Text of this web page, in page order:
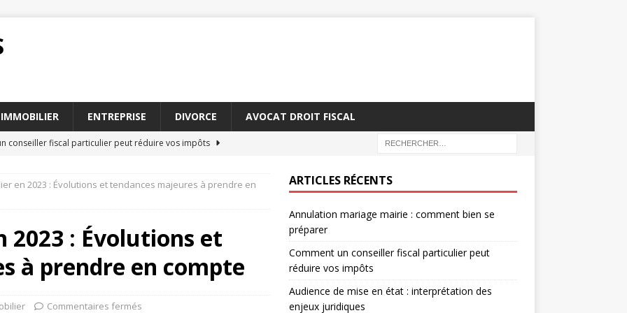
IMMOBILIER ENTREPRISE DIVORCE AVOCAT DROIT FISCAL
conseiller fiscal particulier peut réduire vos impôts
mise en état : interprétation des enjeux juridiques
DROIT
en droit : délais et implications sur vos droits
DROIT
mairie : comment bien se préparer DIVORCE
en 2023 : Évolutions et tendances majeures à prendre en
: Évolutions et
à prendre en compte
Commentaires fermés
ARTICLES RÉCENTS
Annulation mariage mairie : comment bien se
préparer
Comment un conseiller fiscal particulier peut
réduire vos impôts
Audience de mise en état : interprétation des
enjeux juridiques